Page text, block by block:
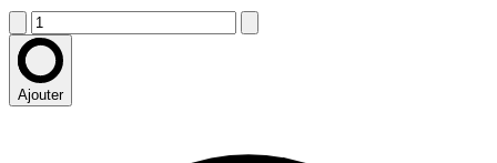
Ajouter